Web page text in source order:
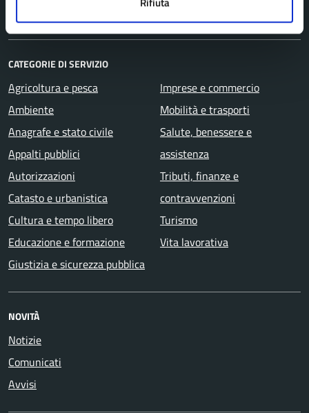
CATEGORIE DI SERVIZIO
Agricoltura e pesca
Ambiente
Anagrafe e stato civile
Appalti pubblici
Autorizzazioni
Catasto e urbanistica
Cultura e tempo libero
Educazione e formazione
Giustizia e sicurezza pubblica
Imprese e commercio
Mobilità e trasporti
Salute, benessere e
assistenza
Tributi, finanze e
contravvenzioni
Turismo
Vita lavorativa
NOVITÀ
Notizie
Comunicati
Avvisi